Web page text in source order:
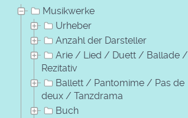
Musikwerke
Urheber
Anzahl der Darsteller
Arie / Lied / Duett / Ballade /
Rezitativ
Ballett / Pantomime / Pas de
deux / Tanzdrama
Buch